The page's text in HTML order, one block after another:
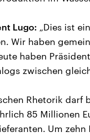
Lugo: „Dies ist
Wir haben
haben
zwischen
Rhetorik darf
85 Millionen
Um